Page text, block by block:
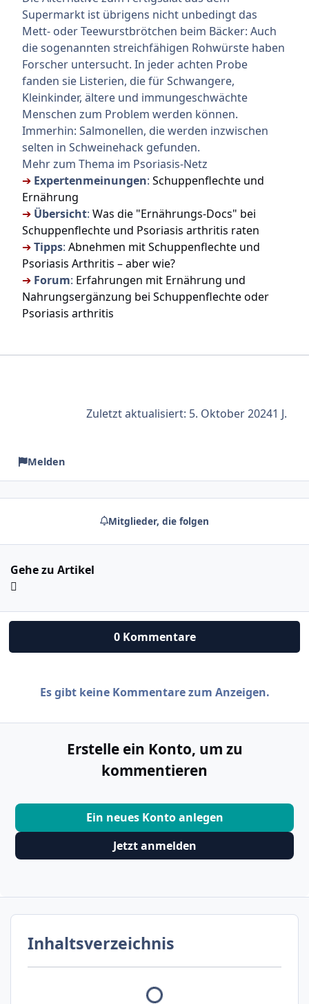
Supermarkt ist übrigens nicht unbedingt das
Mett- oder Teewurstbrötchen beim Bäcker: Auch
die sogenannten streichfähigen Rohwürste haben
Forscher untersucht. In jeder achten Probe
fanden sie Listerien, die für Schwangere,
Kleinkinder, ältere und immungeschwächte
Menschen zum Problem werden können.
Immerhin: Salmonellen, die werden inzwischen
selten in Schweinehack gefunden.
Mehr zum Thema im Psoriasis-Netz
➔ Expertenmeinungen: Schuppenflechte und
Ernährung
➔ Übersicht: Was die "Ernährungs-Docs" bei
Schuppenflechte und Psoriasis arthritis raten
➔Tipps: Abnehmen mit Schuppenflechte und
Psoriasis Arthritis – aber wie?
➔ Forum: Erfahrungen mit Ernährung und
Nahrungsergänzung bei Schuppenflechte oder
Psoriasis arthritis
Zuletzt aktualisiert: 5. Oktober 20241 J.
Melden
Mitglieder, die folgen
Gehe zu Artikel
0 Kommentare
Es gibt keine Kommentare zum Anzeigen.
Erstelle ein Konto, um zu
kommentieren
Ein neues Konto anlegen
Jetzt anmelden
Inhaltsverzeichnis